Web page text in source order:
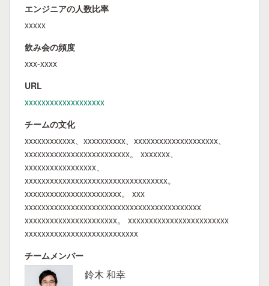
エンジニアの人数比率
xxxxx
飲み会の頻度
xxx-xxxx
URL
xxxxxxxxxxxxxxxxxxx
チームの文化
xxxxxxxxxxxx、xxxxxxxxxx、xxxxxxxxxxxxxxxxxxxx、
xxxxxxxxxxxxxxxxxxxxxxxxx。 xxxxxxx、
xxxxxxxxxxxxxxxxx、
xxxxxxxxxxxxxxxxxxxxxxxxxxxxxxxxxx。
xxxxxxxxxxxxxxxxxxxxxxx。 xxx
xxxxxxxxxxxxxxxxxxxxxxxxxxxxxxxxxxxxxxxxxx
xxxxxxxxxxxxxxxxxxxxxx。 xxxxxxxxxxxxxxxxxxxxxxxx
xxxxxxxxxxxxxxxxxxxxxxxxxxx
チームメンバー
鈴木 和幸